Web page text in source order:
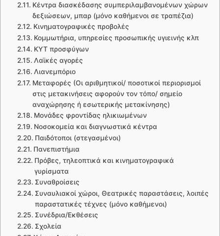
Κέντρα διασκέδασης συμπεριλαμβανομένων χώρων
δεξιώσεων, μπαρ (μόνο καθήμενοι σε τραπέζια)
Κινηματογραφικές προβολές
Κομμωτήρια, υπηρεσίες προσωπικής υγιεινής κλπ
ΚΥΤ προσφύγων
Λαϊκές αγορές
Λιανεμπόριο
Μεταφορές (Οι αριθμητικοί/ ποσοτικοί περιορισμοί
στις μετακινήσεις αφορούν τον τόπο/ σημείο
αναχώρησης ή εσωτερικής μετακίνησης)
Μονάδες φροντίδας ηλικιωμένων
Νοσοκομεία και διαγνωστικά κέντρα
Παιδότοποι (στεγασμένοι)
Πανεπιστήμια
Πρόβες, τηλεοπτικά και κινηματογραφικά
γυρίσματα
Συναθροίσεις
Συναυλιακοί χώροι, Θεατρικές παραστάσεις, λοιπές
παραστατικές τέχνες (μόνο καθήμενοι)
Συνέδρια/Εκθέσεις
Σχολεία